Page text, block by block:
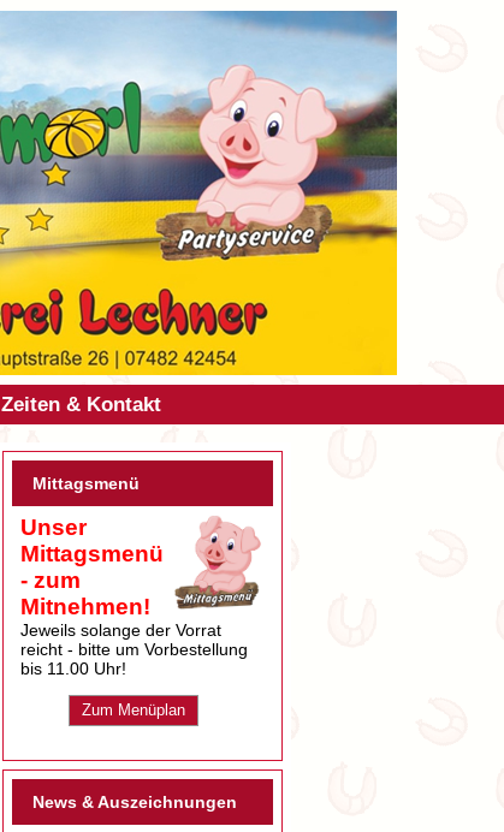
Zeiten & Kontakt
Mittagsmenü
Unser
Mittagsmenü
- zum
Mitnehmen!
Jeweils solange der Vorrat
reicht - bitte um Vorbestellung
bis 11.00 Uhr!
Zum Menüplan
News & Auszeichnungen